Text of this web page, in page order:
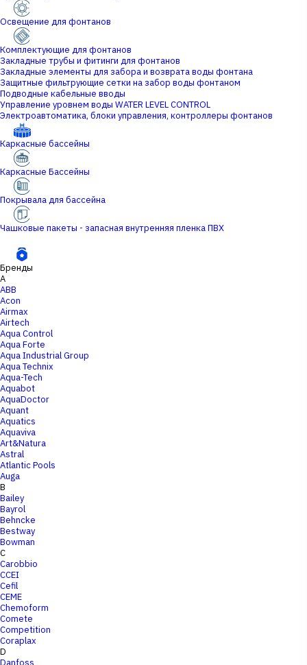
Освещение для фонтанов
Комплектующие для фонтанов
Закладные трубы и фитинги для фонтанов
Закладные элементы для забора и возврата воды фонтана
Защитные фильтрующие сетки на забор воды фонтаном
Подводные кабельные вводы
Управление уровнем воды WATER LEVEL CONTROL
Электроавтоматика, блоки управления, контроллеры фонтанов
Каркасные бассейны
Каркасные Бассейны
Покрывала для бассейна
Чашковые пакеты - запасная внутренняя пленка ПВХ
Бренды
A
ABB
Acon
Airmax
Airtech
Aqua Control
Aqua Forte
Aqua Industrial Group
Aqua Technix
Aqua-Tech
Aquabot
AquaDoctor
Aquant
Aquatics
Aquaviva
Art&Natura
Astral
Atlantic Pools
Auga
B
Bailey
Bayrol
Behncke
Bestway
Bowman
C
Carobbio
CCEI
Cefil
CEME
Chemoform
Comete
Competition
Coraplax
D
Danfoss